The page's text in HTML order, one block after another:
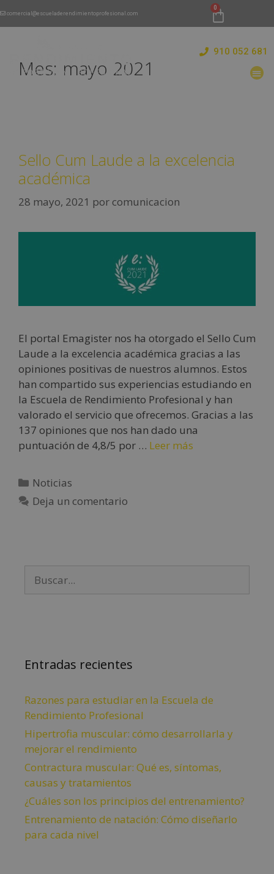
comercial@escueladerendimientoprofesional.com
910 052 681
Mes: mayo 2021
Sello Cum Laude a la excelencia
académica
28 mayo, 2021 por comunicacion
El portal Emagister nos ha otorgado el Sello Cum
Laude a la excelencia académica gracias a las
opiniones positivas de nuestros alumnos. Estos
han compartido sus experiencias estudiando en
la Escuela de Rendimiento Profesional y han
valorado el servicio que ofrecemos. Gracias a las
137 opiniones que nos han dado una
puntuación de 4,8/5 por … Leer más
Noticias
Deja un comentario
Entradas recientes
Razones para estudiar en la Escuela de
Rendimiento Profesional
Hipertrofia muscular: cómo desarrollarla y
mejorar el rendimiento
Contractura muscular: Qué es, síntomas,
causas y tratamientos
¿Cuáles son los principios del entrenamiento?
Entrenamiento de natación: Cómo diseñarlo
para cada nivel